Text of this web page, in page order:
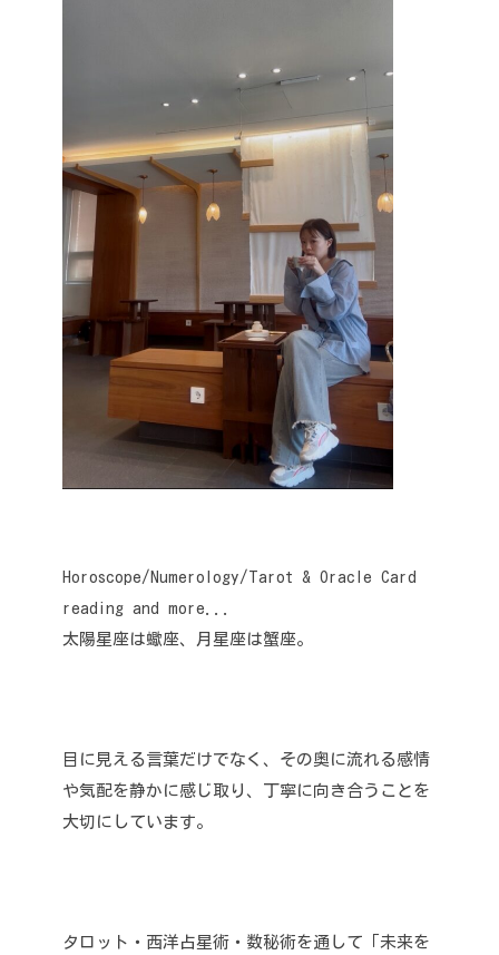
Horoscope/Numerology/Tarot & Oracle Card
reading and more...
太陽星座は蠍座、月星座は蟹座。
目に見える言葉だけでなく、その奥に流れる感情
や気配を静かに感じ取り、丁寧に向き合うことを
大切にしています。
タロット・西洋占星術・数秘術を通して「未来を